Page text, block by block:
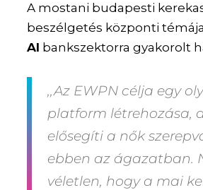
A mostani budapesti
beszélgetés központi
AI bankszektorra gyakorolt
,,Az EWPN célja egy
platform létrehozása,
elősegíti a nők
ebben az ágazatban.
véletlen, hogy a mai